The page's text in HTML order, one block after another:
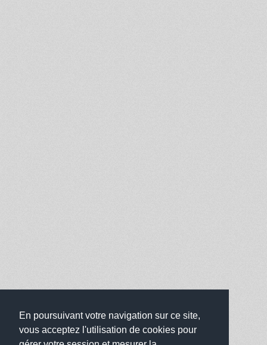
En poursuivant votre navigation sur ce site,
vous acceptez l'utilisation de cookies pour